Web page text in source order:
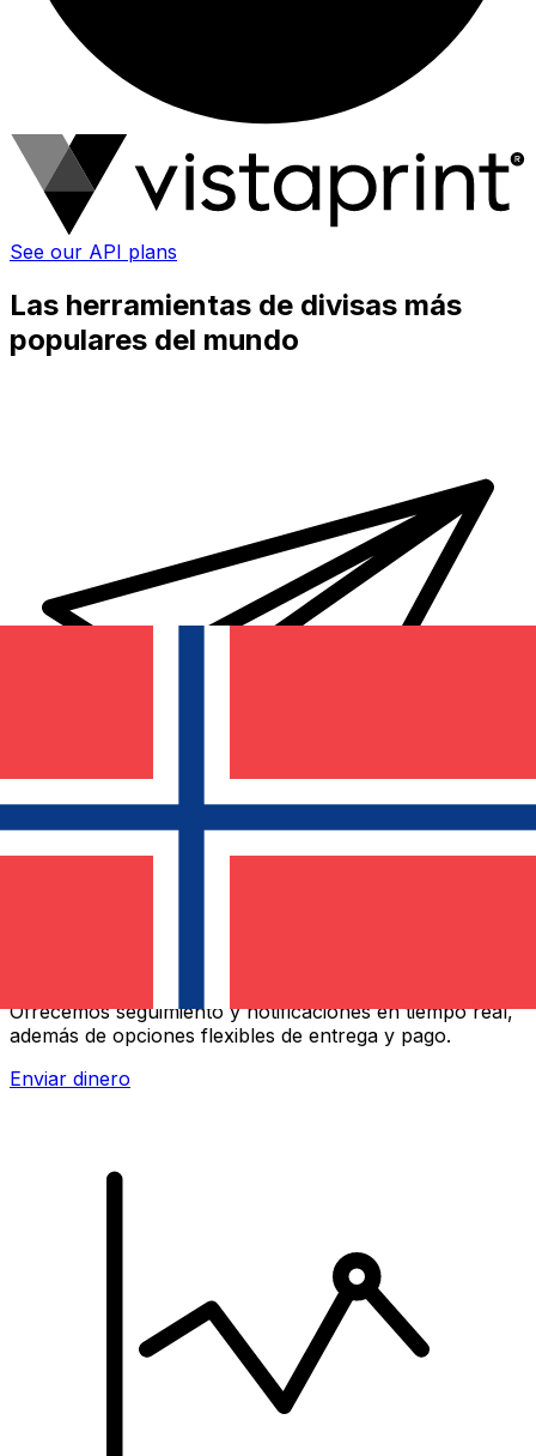
See our API plans
Las herramientas de divisas más
populares del mundo
Ofrecemos seguimiento y notificaciones en tiempo real,
además de opciones flexibles de entrega y pago.
Enviar dinero